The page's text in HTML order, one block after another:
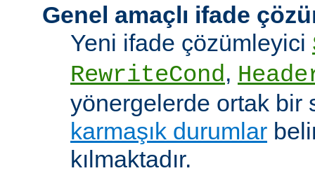
Genel amaçlı ifade
Yeni ifade çözümleyici
RewriteCond,
yönergelerde ortak bir
karmaşık durumlar
kılmaktadır.